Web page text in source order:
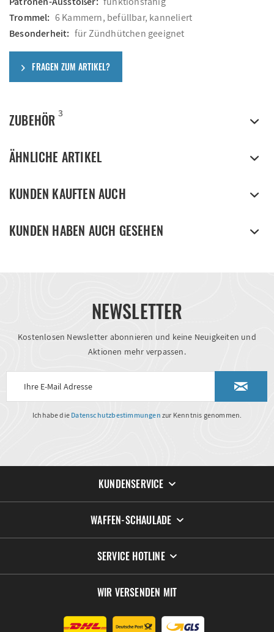
Trommel: 6 Kammern, befüllbar, kanneliert
Besonderheit: für Zündhütchen geeignet
FRAGEN ZUM ARTIKEL?
ZUBEHÖR 3
ÄHNLICHE ARTIKEL
KUNDEN KAUFTEN AUCH
KUNDEN HABEN AUCH GESEHEN
NEWSLETTER
Kostenlosen Newsletter abonnieren und keine Neuigkeiten und
Aktionen mehr verpassen.
Ich habe die Datenschutzbestimmungen zur Kenntnis genommen.
KUNDENSERVICE
WAFFEN-SCHAULADE
SERVICE HOTLINE
WIR VERSENDEN MIT